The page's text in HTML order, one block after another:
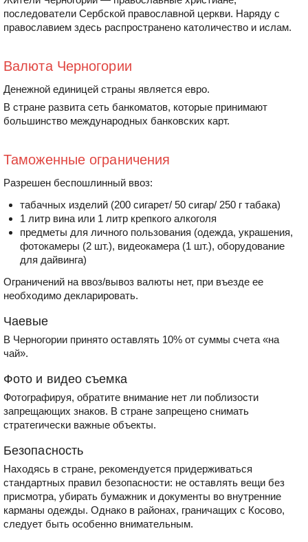
последователи Сербской православной церкви. Наряду с
православием здесь распространено католичество и ислам.
Валюта Черногории
Денежной единицей страны является евро.
В стране развита сеть банкоматов, которые принимают
большинство международных банковских карт.
Таможенные ограничения
Разрешен беспошлинный ввоз:
табачных изделий (200 сигарет/ 50 сигар/ 250 г табака)
1 литр вина или 1 литр крепкого алкоголя
предметы для личного пользования (одежда, украшения,
фотокамеры (2 шт.), видеокамера (1 шт.), оборудование
для дайвинга)
Ограничений на ввоз/вывоз валюты нет, при въезде ее
необходимо декларировать.
Чаевые
В Черногории принято оставлять 10% от суммы счета «на
чай».
Фото и видео съемка
Фотографируя, обратите внимание нет ли поблизости
запрещающих знаков. В стране запрещено снимать
стратегически важные объекты.
Безопасность
Находясь в стране, рекомендуется придерживаться
стандартных правил безопасности: не оставлять вещи без
присмотра, убирать бумажник и документы во внутренние
карманы одежды. Однако в районах, граничащих с Косово,
следует быть особенно внимательным.